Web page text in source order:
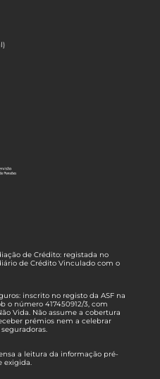
de Crédito: registada no
de Crédito Vinculado com o
inscrito no registo da ASF na
o número 417450912/3, com
Vida. Não assume a cobertura
prémios nem a celebrar
a leitura da informação pré-